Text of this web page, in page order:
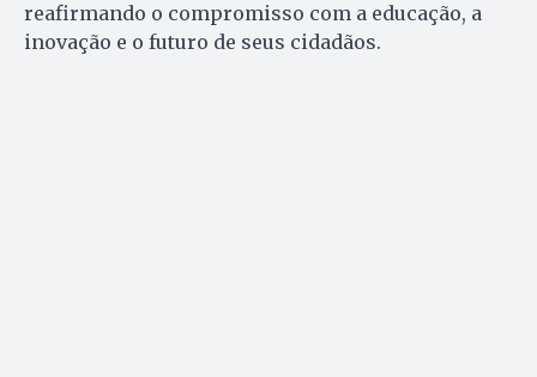
reafirmando o compromisso com a educação, a
inovação e o futuro de seus cidadãos.